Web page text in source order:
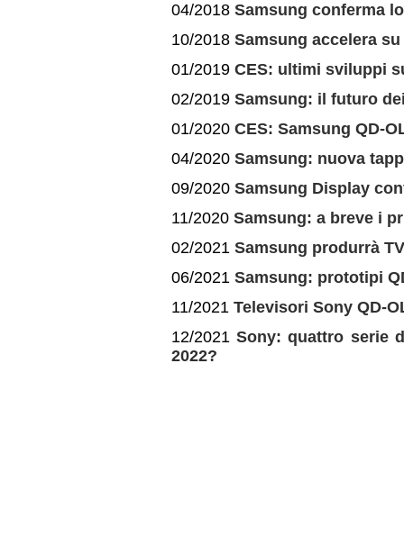
04/2018 Samsung conferma
10/2018 Samsung accelera
01/2019 CES: ultimi sviluppi
02/2019 Samsung: il futuro
01/2020 CES: Samsung QD-
04/2020 Samsung: nuova
09/2020 Samsung Display
11/2020 Samsung: a breve i
02/2021 Samsung produrrà
06/2021 Samsung: prototipi
11/2021 Televisori Sony QD-
12/2021Sony: quattro serie
2022?